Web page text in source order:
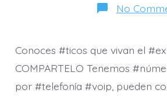
No
Conoces #ticos que vivan el
COMPARTELO Tenemos
por #telefonía #voip, pueden